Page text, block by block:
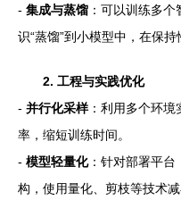
- 集成与蒸馏 ：可以训练多
识“蒸馏”到小模型中，在保
2. 工程与实践优化
- 并行化采样：利用多个环境
率，缩短训练时间。
- 模型轻量化：针对部署平台
构，使用量化、剪枝等技术减